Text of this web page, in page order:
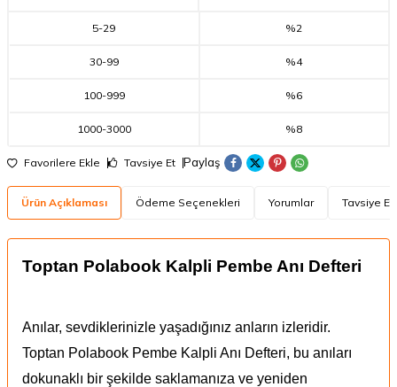
5-29 %2
30-99 %4
100-999 %6
1000-3000 %8
Favorilere Ekle Tavsiye Et Paylaş
Ürün Açıklaması Ödeme Seçenekleri Yorumlar Tavsiye Et
Toptan Polabook Kalpli Pembe Anı Defteri
Anılar, sevdiklerinizle yaşadığınız anların izleridir.
Toptan Polabook Pembe Kalpli Anı Defteri, bu anıları
dokunaklı bir şekilde saklamanıza ve yeniden